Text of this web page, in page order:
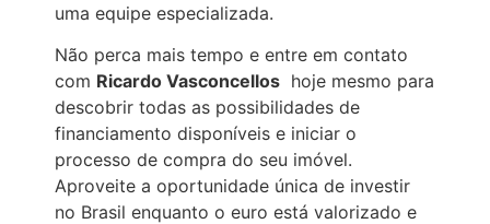
uma equipe especializada.
Não perca mais tempo e entre em contato
com Ricardo Vasconcellos hoje mesmo para
descobrir todas as possibilidades de
financiamento disponíveis e iniciar o
processo de compra do seu imóvel.
Aproveite a oportunidade única de investir
no Brasil enquanto o euro está valorizado e